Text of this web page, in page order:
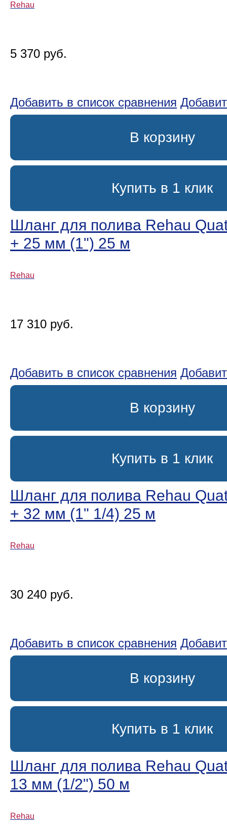
Rehau
5 370 руб.
Добавить в список сравнения
В корзину
Купить в 1 клик
Шланг для полива Rehau
+ 25 мм (1ʺ) 25 м
Rehau
17 310 руб.
Добавить в список сравнения
В корзину
Купить в 1 клик
Шланг для полива Rehau
+ 32 мм (1ʺ 1/4) 25 м
Rehau
30 240 руб.
Добавить в список сравнения
В корзину
Купить в 1 клик
Шланг для полива Rehau
13 мм (1/2ʺ) 50 м
Rehau